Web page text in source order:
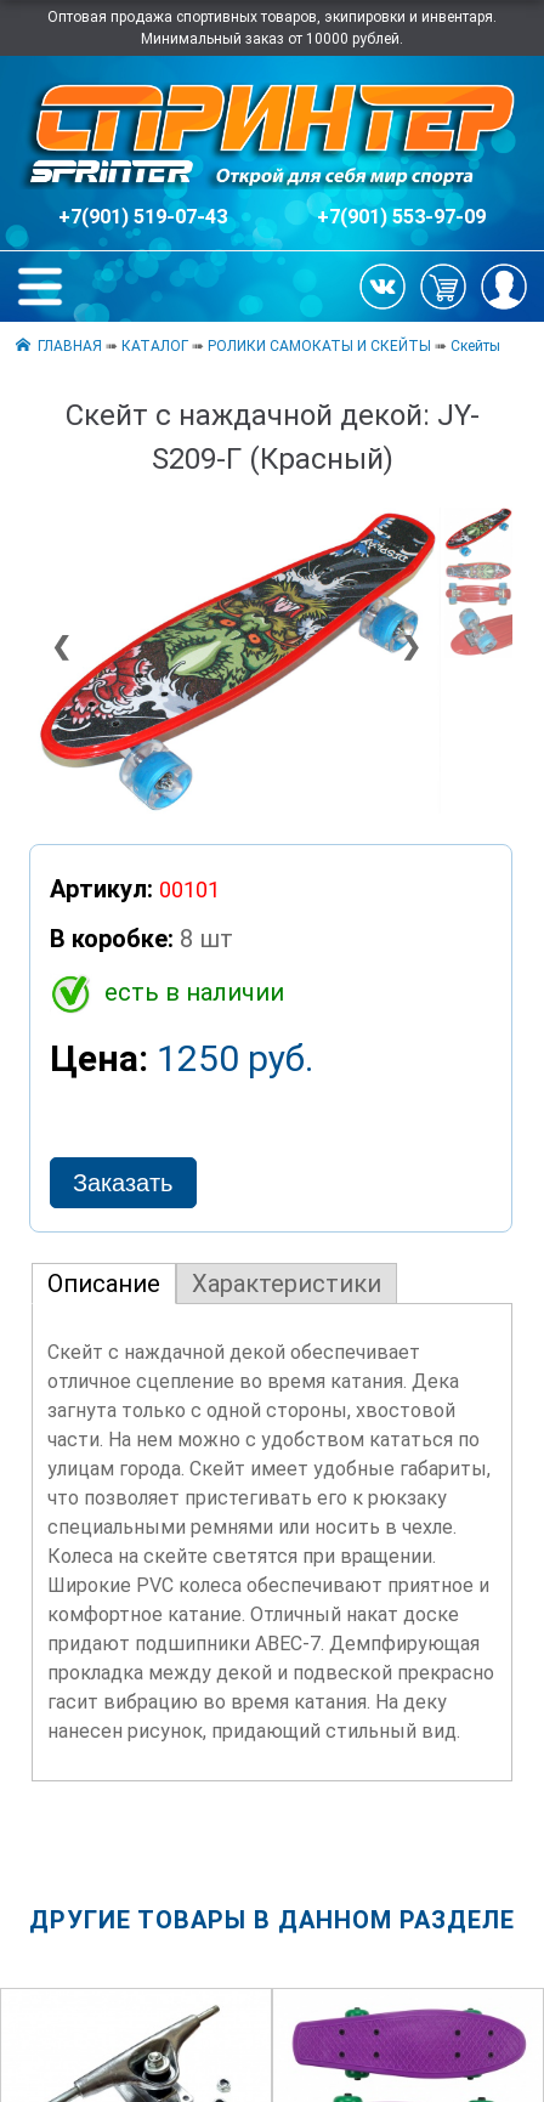
Оптовая продажа спортивных товаров, экипировки и инвентаря.
Минимальный заказ от 10000 рублей.
+7(901) 519-07-43 +7(901) 553-97-09
ГЛАВНАЯ ➠КАТАЛОГ ➠РОЛИКИ САМОКАТЫ И СКЕЙТЫ ➠Скейты
Скейт с наждачной декой: JY-
S209-Г (Красный)
❮ ❯
Артикул: 00101
В коробке: 8 шт
есть в наличии
Цена: 1250 руб.
Описание Характеристики
Скейт с наждачной декой обеспечивает
отличное сцепление во время катания. Дека
загнута только с одной стороны, хвостовой
части. На нем можно с удобством кататься по
улицам города. Скейт имеет удобные габариты,
что позволяет пристегивать его к рюкзаку
специальными ремнями или носить в чехле.
Колеса на скейте светятся при вращении.
Широкие PVC колеса обеспечивают приятное и
комфортное катание. Отличный накат доске
придают подшипники ABEC-7. Демпфирующая
прокладка между декой и подвеской прекрасно
гасит вибрацию во время катания. На деку
нанесен рисунок, придающий стильный вид.
ДРУГИЕ ТОВАРЫ В ДАННОМ РАЗДЕЛЕ